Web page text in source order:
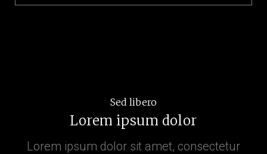
Sed libero
Lorem ipsum dolor
Lorem ipsum dolor sit amet, consectetur